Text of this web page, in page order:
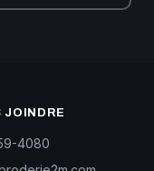
JOINDRE
4080